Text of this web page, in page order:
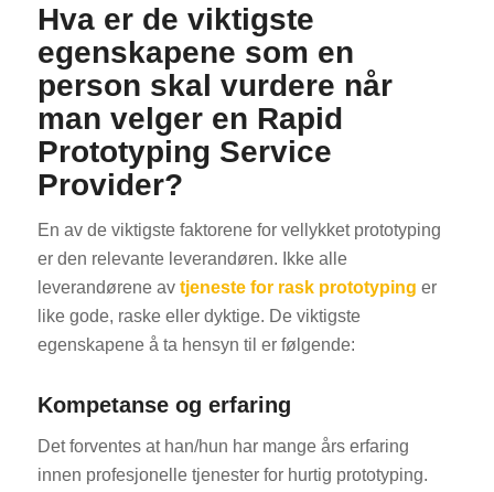
Hva er de viktigste
egenskapene som en
person skal vurdere når
man velger en Rapid
Prototyping Service
Provider?
En av de viktigste faktorene for vellykket prototyping
er den relevante leverandøren. Ikke alle
leverandørene av tjeneste for rask prototyping er
like gode, raske eller dyktige. De viktigste
egenskapene å ta hensyn til er følgende:
Kompetanse og erfaring
Det forventes at han/hun har mange års erfaring
innen profesjonelle tjenester for hurtig prototyping.